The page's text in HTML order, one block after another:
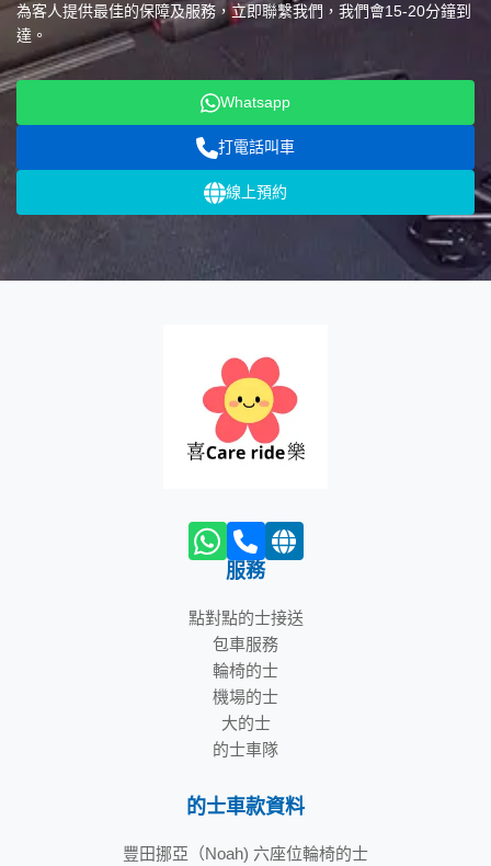
為客人提供最佳的保障及服務，立即聯繫我們，我們會15-20分鐘到
達。
Whatsapp
打電話叫車
線上預約
服務
點對點的士接送
包車服務
輪椅的士
機場的士
大的士
的士車隊
的士車款資料
豐田挪亞（Noah) 六座位輪椅的士